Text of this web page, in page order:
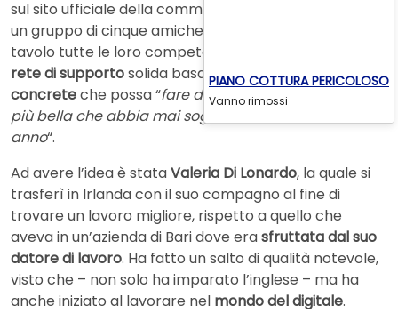
sul sito ufficiale della community, è stata realizzata da
un gruppo di cinque amiche che hanno messo sul
tavolo tutte le loro competenze, al fine di creare una
rete di supportosolida basata suconoscenze
concreteche possa “fare di ogni donna l’immagine
più bella che abbia mai sognato di essere nell’ultimo
anno“.
Ad avere l’idea è stataValeria Di Lonardo, la quale si
trasferì in Irlanda con il suo compagno al fine di
trovare un lavoro migliore, rispetto a quello che
aveva in un’azienda di Bari dove erasfruttata dal suo
datore di lavoro. Ha fatto un salto di qualità notevole,
visto che – non solo ha imparato l’inglese – ma ha
anche iniziato al lavorare nel mondo del digitale.
PIANO COTTURA PERICOLOSO
Vanno rimossi